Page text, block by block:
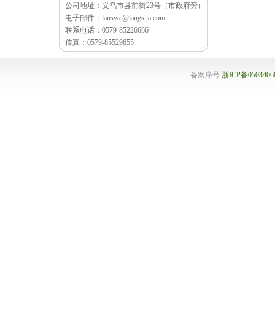
公司地址：义乌市县前街23号（市政府旁）
电子邮件：lanswe@langsha.com
联系电话：0579-85226666
传真：0579-85529655
备案序号:浙ICP备